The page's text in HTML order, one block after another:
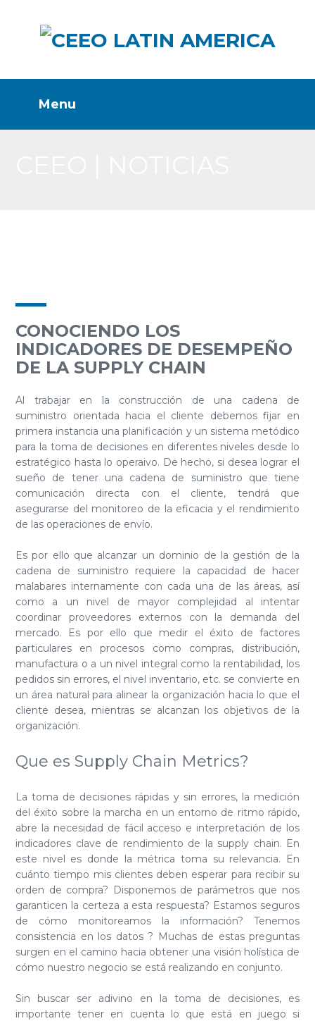
CONOCIENDO LOS
INDICADORES DE DESEMPEÑO
DE LA SUPPLY CHAIN
Al trabajar en la construcción de una cadena de
suministro orientada hacia el cliente debemos fijar en
primera instancia una planificación y un sistema metódico
para la toma de decisiones en diferentes niveles desde lo
estratégico hasta lo operaivo. De hecho, si desea lograr el
sueño de tener una cadena de suministro que tiene
comunicación directa con el cliente, tendrá que
asegurarse del monitoreo de la eficacia y el rendimiento
de las operaciones de envío.
Es por ello que alcanzar un dominio de la gestión de la
cadena de suministro requiere la capacidad de hacer
malabares internamente con cada una de las áreas, así
como a un nivel de mayor complejidad al intentar
coordinar proveedores externos con la demanda del
mercado. Es por ello que medir el éxito de factores
particulares en procesos como compras, distribución,
manufactura o a un nivel integral como la rentabilidad, los
pedidos sin errores, el nivel inventario, etc. se convierte en
un área natural para alinear la organización hacia lo que el
cliente desea, mientras se alcanzan los objetivos de la
organización.
Que es Supply Chain Metrics?
La toma de decisiones rápidas y sin errores, la medición
del éxito sobre la marcha en un entorno de ritmo rápido,
abre la necesidad de fácil acceso e interpretación de los
indicadores clave de rendimiento de la supply chain. En
este nivel es donde la métrica toma su relevancia. En
cuánto tiempo mis clientes deben esperar para recibir su
orden de compra? Disponemos de parámetros que nos
garanticen la certeza a esta respuesta? Estamos seguros
de cómo monitoreamos la información? Tenemos
consistencia en los datos ? Muchas de estas preguntas
surgen en el camino hacia obtener una visión holística de
cómo nuestro negocio se está realizando en conjunto.
Sin buscar ser adivino en la toma de decisiones, es
importante tener en cuenta lo que está en juego si